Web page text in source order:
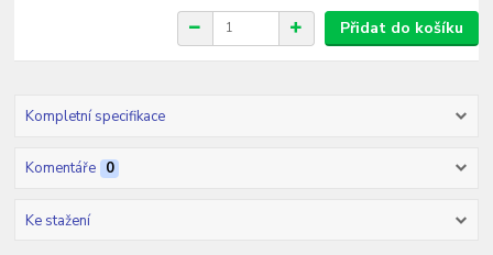
Přidat do košíku
Kompletní specifikace
Komentáře 0
Ke stažení